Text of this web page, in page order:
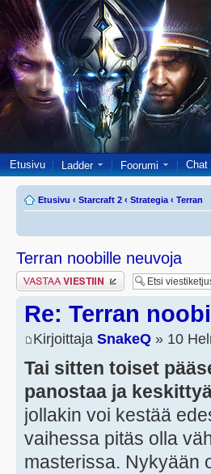
Etusivu Ladder Foorumi Chat
Etusivu ‹ Starcraft 2 ‹ Strategia ‹ Terran
Terran noobille neuvoja
Lähetä vastaus
Re: Terran
Kirjoittaja SnakeQ » 10
Tai sitten toiset
panostaa ja
jollakin voi kestää
vaihessa pitäs olla
masterissa. Nykyään